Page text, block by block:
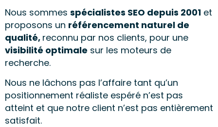
Nous sommes spécialistes SEO depuis 2001 et
proposons un référencement naturel de
qualité, reconnu par nos clients, pour une
visibilité optimale sur les moteurs de
recherche.
Nous ne lâchons pas l’affaire tant qu’un
positionnement réaliste espéré n’est pas
atteint et que notre client n’est pas entièrement
satisfait.